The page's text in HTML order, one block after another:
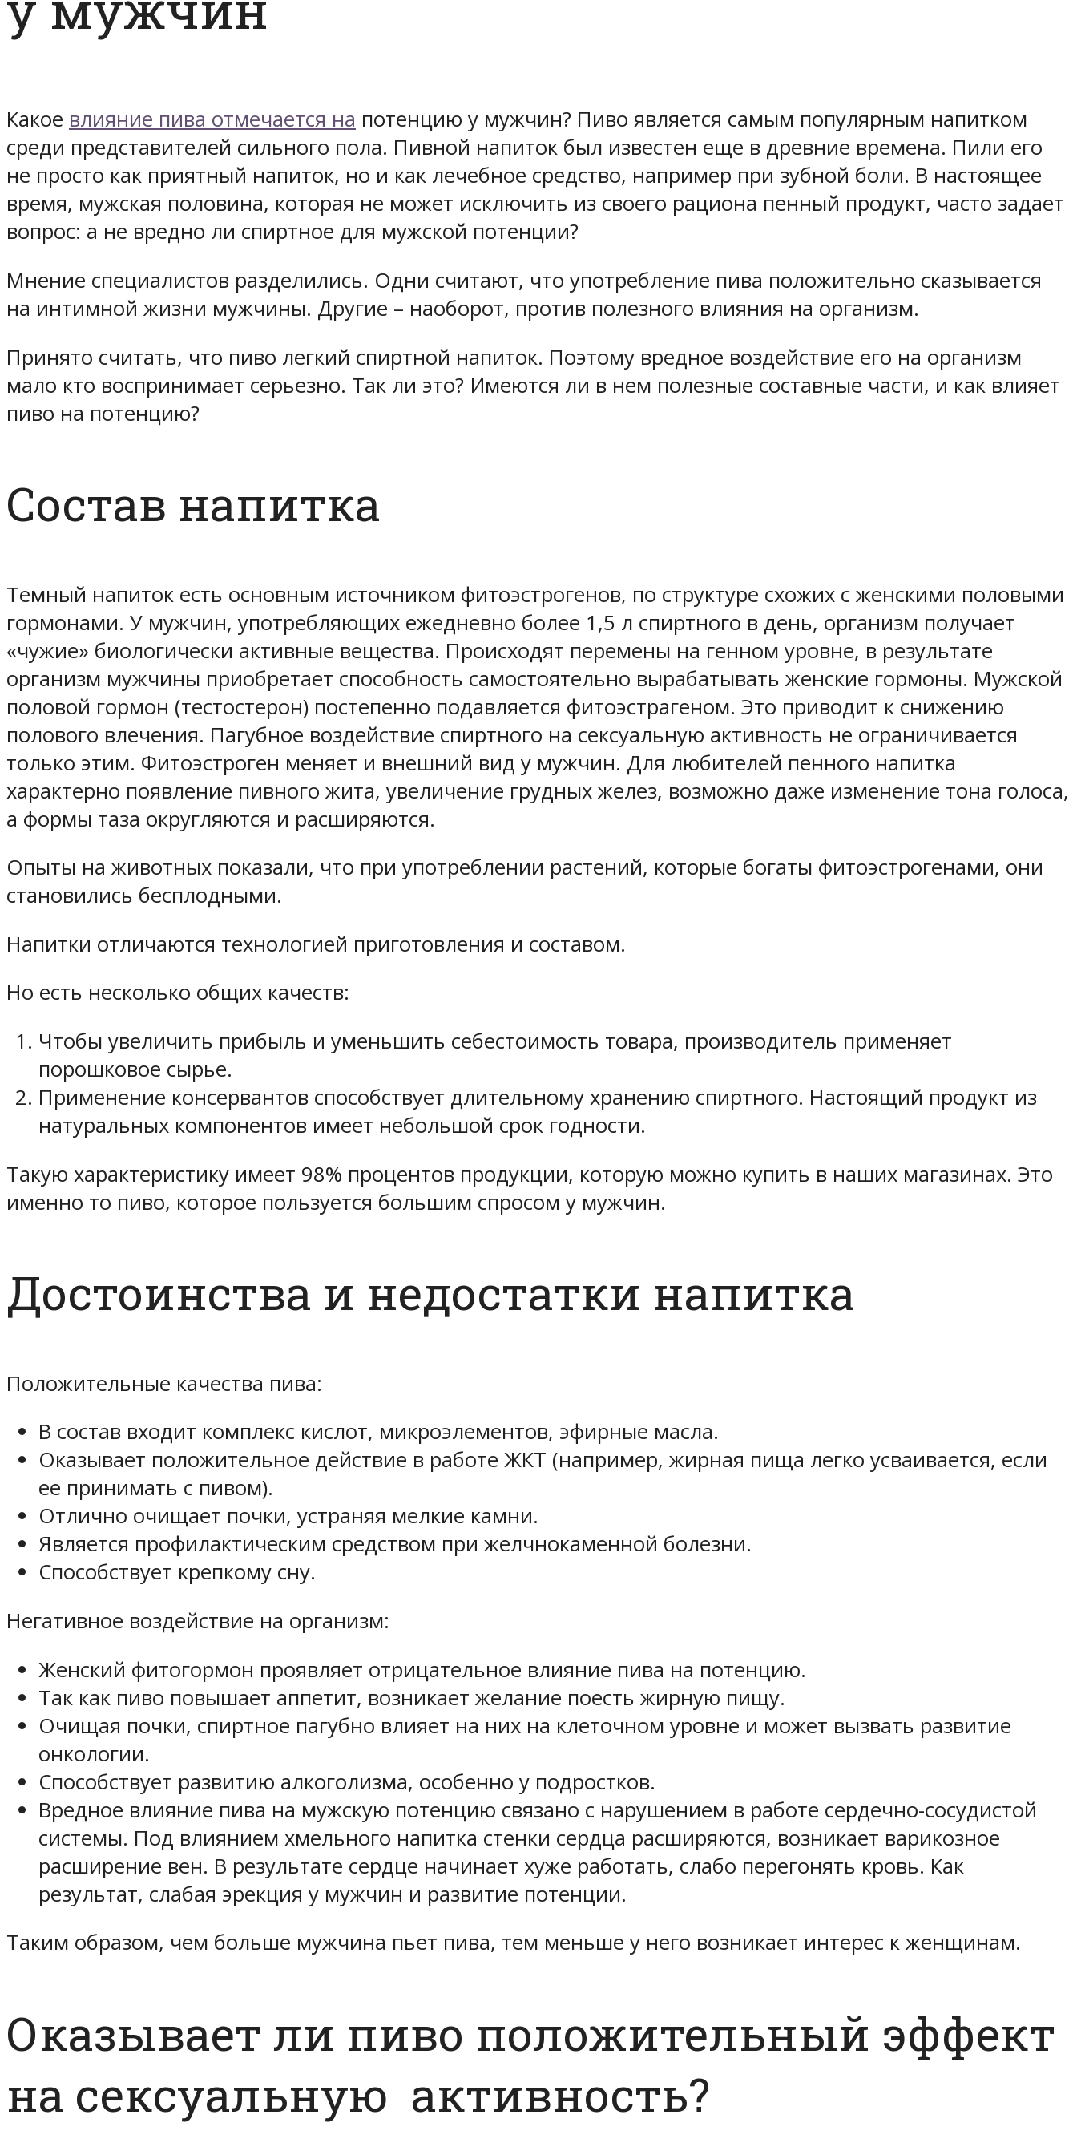
Какое влияние пива отмечается на потенцию у мужчин? Пиво является самым популярным напитком
среди представителей сильного пола. Пивной напиток был известен еще в древние времена. Пили его
не просто как приятный напиток, но и как лечебное средство, например при зубной боли. В настоящее
время, мужская половина, которая не может исключить из своего рациона пенный продукт, часто задает
вопрос: а не вредно ли спиртное для мужской потенции?
Мнение специалистов разделились. Одни считают, что употребление пива положительно сказывается
на интимной жизни мужчины. Другие – наоборот, против полезного влияния на организм.
Принято считать, что пиво легкий спиртной напиток. Поэтому вредное воздействие его на организм
мало кто воспринимает серьезно. Так ли это? Имеются ли в нем полезные составные части, и как влияет
пиво на потенцию?
Состав напитка
Темный напиток есть основным источником фитоэстрогенов, по структуре схожих с женскими половыми
гормонами. У мужчин, употребляющих ежедневно более 1,5 л спиртного в день, организм получает
«чужие» биологически активные вещества. Происходят перемены на генном уровне, в результате
организм мужчины приобретает способность самостоятельно вырабатывать женские гормоны. Мужской
половой гормон (тестостерон) постепенно подавляется фитоэстрагеном. Это приводит к снижению
полового влечения. Пагубное воздействие спиртного на сексуальную активность не ограничивается
только этим. Фитоэстроген меняет и внешний вид у мужчин. Для любителей пенного напитка
характерно появление пивного жита, увеличение грудных желез, возможно даже изменение тона голоса,
а формы таза округляются и расширяются.
Опыты на животных показали, что при употреблении растений, которые богаты фитоэстрогенами, они
становились бесплодными.
Напитки отличаются технологией приготовления и составом.
Но есть несколько общих качеств:
Чтобы увеличить прибыль и уменьшить себестоимость товара, производитель применяет
порошковое сырье.
Применение консервантов способствует длительному хранению спиртного. Настоящий продукт из
натуральных компонентов имеет небольшой срок годности.
Такую характеристику имеет 98% процентов продукции, которую можно купить в наших магазинах. Это
именно то пиво, которое пользуется большим спросом у мужчин.
Достоинства и недостатки напитка
Положительные качества пива:
В состав входит комплекс кислот, микроэлементов, эфирные масла.
Оказывает положительное действие в работе ЖКТ (например, жирная пища легко усваивается, если
ее принимать с пивом).
Отлично очищает почки, устраняя мелкие камни.
Является профилактическим средством при желчнокаменной болезни.
Способствует крепкому сну.
Негативное воздействие на организм:
Женский фитогормон проявляет отрицательное влияние пива на потенцию.
Так как пиво повышает аппетит, возникает желание поесть жирную пищу.
Очищая почки, спиртное пагубно влияет на них на клеточном уровне и может вызвать развитие
онкологии.
Способствует развитию алкоголизма, особенно у подростков.
Вредное влияние пива на мужскую потенцию связано с нарушением в работе сердечно-сосудистой
системы. Под влиянием хмельного напитка стенки сердца расширяются, возникает варикозное
расширение вен. В результате сердце начинает хуже работать, слабо перегонять кровь. Как
результат, слабая эрекция у мужчин и развитие потенции.
Таким образом, чем больше мужчина пьет пива, тем меньше у него возникает интерес к женщинам.
Оказывает ли пиво положительный эффект
на сексуальную активность?